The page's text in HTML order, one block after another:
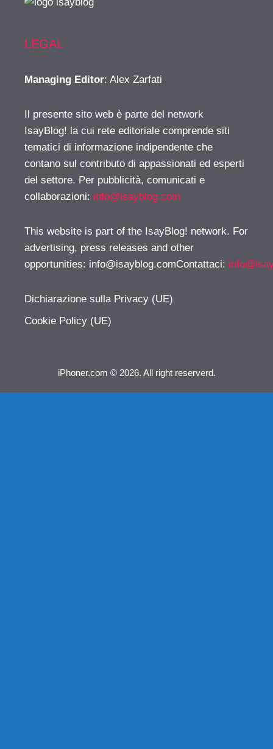
LEGAL
Managing Editor: Alex Zarfati
Il presente sito web è parte del network
IsayBlog! la cui rete editoriale comprende siti
tematici di informazione indipendente che
contano sul contributo di appassionati ed esperti
del settore. Per pubblicità, comunicati e
collaborazioni: info@isayblog.com
This website is part of the IsayBlog! network. For
advertising, press releases and other
opportunities: info@isayblog.comContattaci:
Dichiarazione sulla Privacy (UE)
Cookie Policy (UE)
iPhoner.com © 2026. All right reserverd.